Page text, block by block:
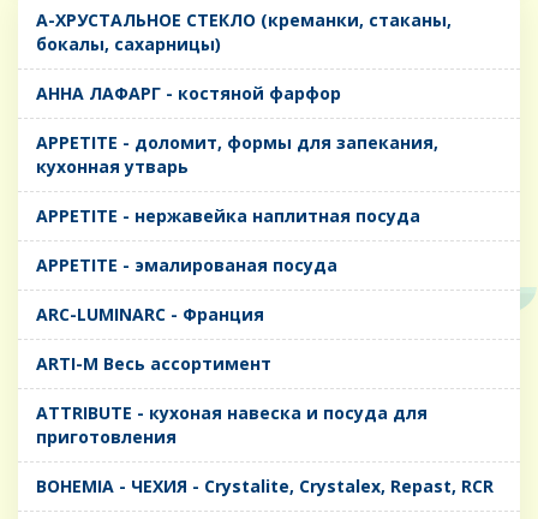
A-ХРУСТАЛЬНОЕ СТЕКЛО (креманки, стаканы,
бокалы, сахарницы)
AHHA ЛАФАРГ - костяной фарфор
APPETITE - доломит, формы для запекания,
кухонная утварь
APPETITE - нержавейка наплитная посуда
APPETITE - эмалированая посуда
ARC-LUMINARC - Франция
ARTI-M Весь ассортимент
ATTRIBUTE - кухоная навеска и посуда для
приготовления
BOHEMIA - ЧЕХИЯ - Crystalite, Crystalex, Repast, RCR